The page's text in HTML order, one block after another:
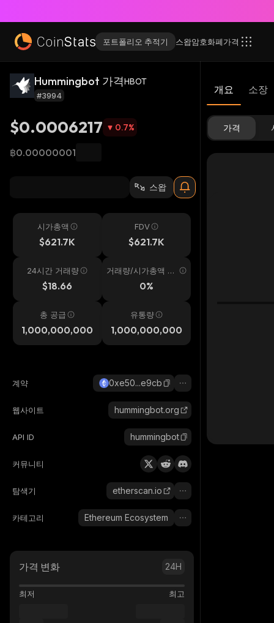
포트폴리오 추적기 스왑암호화폐가격
Hummingbot 가격HBOT
#3994
$0.0006217 0.7%
฿0.00000001
스왑
시가총액
$621.7K
FDV
$621.7K
24시간 거래량
$18.66
거래량/시가총액 24
0%
총 공급
1,000,000,000
유통량
1,000,000,000
계약 0xe50...e9cb
웹사이트 hummingbot.org
API ID hummingbot
커뮤니티
탐색기 etherscan.io
카테고리 Ethereum Ecosystem
가격 변화 24H
최저 최고
개요 소장
가격